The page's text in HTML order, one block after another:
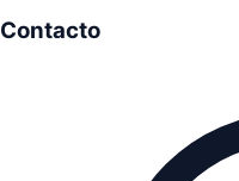
Contacto